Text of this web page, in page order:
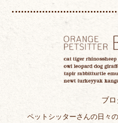
ブロ
ペットシッターさんの日々